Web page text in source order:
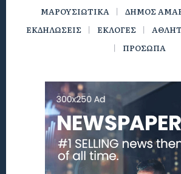
ΜΑΡΟΥΣΙΩΤΙΚΑ
ΔΗΜΟΣ
ΕΚΔΗΛΩΣΕΙΣ
ΕΚΛΟΓΕΣ
ΠΡΟΣΩΠΑ